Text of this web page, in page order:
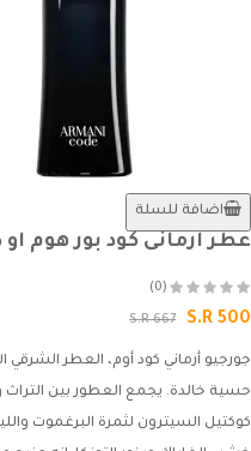
اضافة للسلة
عطر ارمانى كود بور هوم او دو
(0)
S.R 500
S.R 667
جورجيو أرماني كود أوم، العطر الشرقي
حسية خالدة. يجمع العطور بين التراث
كوكتيل السيترون لثمرة البرغموت